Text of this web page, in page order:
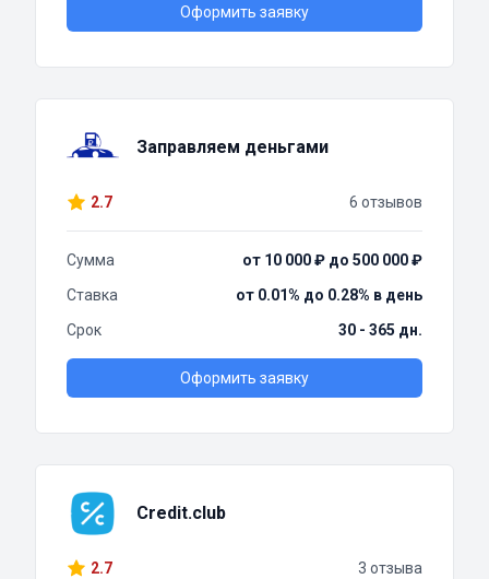
Оформить заявку
Заправляем деньгами
2.7 6 отзывов
Сумма
от 10 000 ₽ до 500 000 ₽
Ставка
от 0.01% до 0.28% в день
Срок
30 - 365 дн.
Оформить заявку
Credit.club
2.7 3 отзыва